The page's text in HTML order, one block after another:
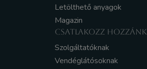
Letölthető anyagok
Magazin
CSATLAKOZZ HOZZÁNK
Szolgáltatóknak
Vendéglátósoknak